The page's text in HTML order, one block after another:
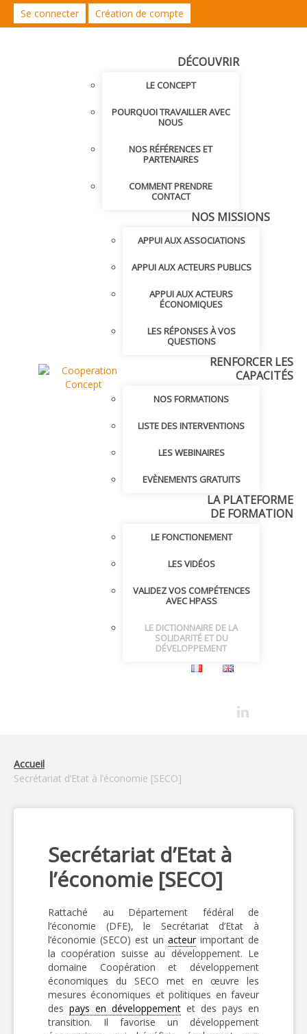
Se connecter Création de compte
DÉCOUVRIR
LE CONCEPT
POURQUOI TRAVAILLER AVEC
NOUS
NOS RÉFÉRENCES ET
PARTENAIRES
COMMENT PRENDRE
CONTACT
NOS MISSIONS
APPUI AUX ASSOCIATIONS
APPUI AUX ACTEURS PUBLICS
APPUI AUX ACTEURS
ÉCONOMIQUES
LES RÉPONSES À VOS
QUESTIONS
RENFORCER LES
CAPACITÉS
NOS FORMATIONS
LISTE DES INTERVENTIONS
LES WEBINAIRES
EVÈNEMENTS GRATUITS
LA PLATEFORME
DE FORMATION
LE FONCTIONEMENT
LES VIDÉOS
VALIDEZ VOS COMPÉTENCES
AVEC HPASS
LE DICTIONNAIRE DE LA
SOLIDARITÉ ET DU
DÉVELOPPEMENT
Accueil
Secrétariat d’Etat à l’économie [SECO]
Secrétariat d’Etat à
l’économie [SECO]
Rattaché au Département fédéral de
l’économie (DFE), le Secrétariat d’Etat à
l’économie (SECO) est un acteurimportant de
la coopération suisse au développement. Le
domaine Coopération et développement
économiques du SECO met en œuvre les
mesures économiques et politiques en faveur
des pays en développement et des pays en
transition. Il favorise un développement